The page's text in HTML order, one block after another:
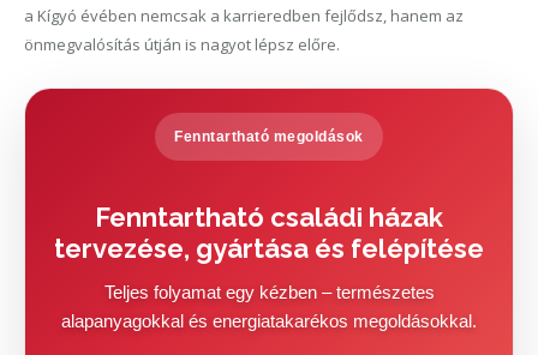
a Kígyó évében nemcsak a karrieredben fejlődsz, hanem az
önmegvalósítás útján is nagyot lépsz előre.
Fenntartható megoldások
Fenntartható családi házak
tervezése, gyártása és felépítése
Teljes folyamat egy kézben – természetes
alapanyagokkal és energiatakarékos megoldásokkal.